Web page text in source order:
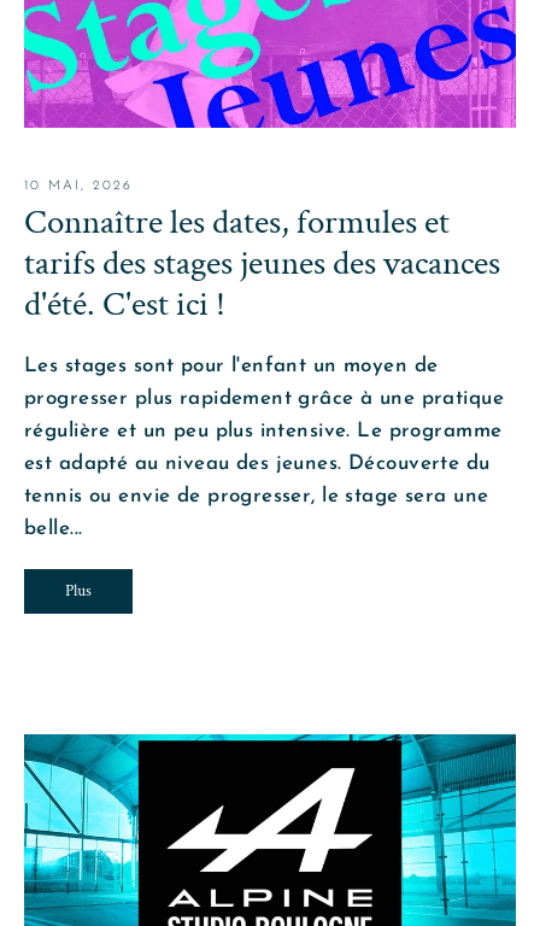
10 MAI, 2026
Connaître les dates, formules et
tarifs des stages jeunes des vacances
d'été. C'est ici !
Les stages sont pour l'enfant un moyen de
progresser plus rapidement grâce à une pratique
régulière et un peu plus intensive. Le programme
est adapté au niveau des jeunes. Découverte du
tennis ou envie de progresser, le stage sera une
belle...
Plus